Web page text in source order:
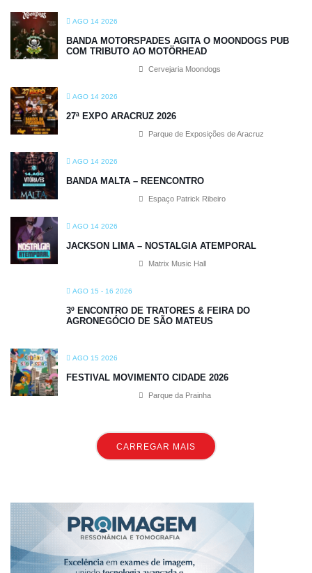
AGO 14 2026
BANDA MOTORSPADES AGITA O MOONDOGS PUB
COM TRIBUTO AO MOTÖRHEAD
Cervejaria Moondogs
AGO 14 2026
27ª EXPO ARACRUZ 2026
Parque de Exposições de Aracruz
AGO 14 2026
BANDA MALTA – REENCONTRO
Espaço Patrick Ribeiro
AGO 14 2026
JACKSON LIMA – NOSTALGIA ATEMPORAL
Matrix Music Hall
AGO 15 - 16 2026
3º ENCONTRO DE TRATORES & FEIRA DO
AGRONEGÓCIO DE SÃO MATEUS
AGO 15 2026
FESTIVAL MOVIMENTO CIDADE 2026
Parque da Prainha
CARREGAR MAIS